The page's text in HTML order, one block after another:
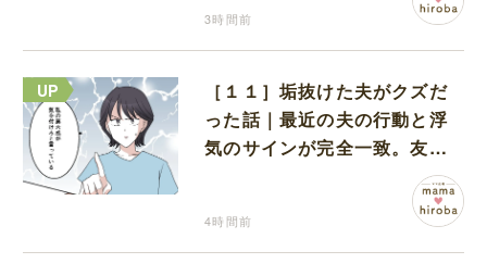
3時間前
［１１］垢抜けた夫がクズだ
った話｜最近の夫の行動と浮
気のサインが完全一致。友人
4時間前